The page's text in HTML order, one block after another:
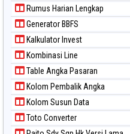
Paito Warna Sydney
Paito Warna Sydney Lottery
Paito Warna Sydney Lottery 6d
Paito Warna Sydney Lotto
Paito Warna Sydney Pools 6d
Paito Warna Taipei
Paito Warna Taiwan
Rumus Harian Lengkap
Generator BBFS
Kalkulator Invest
Kombinasi Line
Table Angka Pasaran
Kolom Pembalik Angka
Kolom Susun Data
Toto Converter